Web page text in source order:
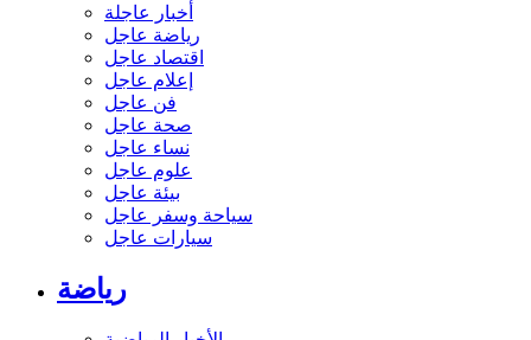
أخبار عاجلة
رياضة عاجل
اقتصاد عاجل
إعلام عاجل
فن عاجل
صحة عاجل
نساء عاجل
علوم عاجل
بيئة عاجل
سياحة وسفر عاجل
سيارات عاجل
رياضة